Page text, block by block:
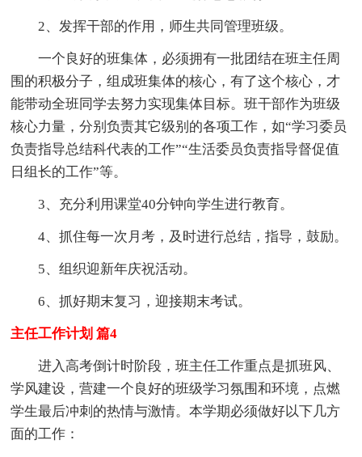
2、发挥干部的作用，师生共同管理班级。
一个良好的班集体，必须拥有一批团结在班主任周
围的积极分子，组成班集体的核心，有了这个核心，才
能带动全班同学去努力实现集体目标。班干部作为班级
核心力量，分别负责其它级别的各项工作，如“学习委员
负责指导总结科代表的工作”“生活委员负责指导督促值
日组长的工作”等。
3、充分利用课堂40分钟向学生进行教育。
4、抓住每一次月考，及时进行总结，指导，鼓励。
5、组织迎新年庆祝活动。
6、抓好期末复习，迎接期末考试。
主任工作计划 篇4
进入高考倒计时阶段，班主任工作重点是抓班风、
学风建设，营建一个良好的班级学习氛围和环境，点燃
学生最后冲刺的热情与激情。本学期必须做好以下几方
面的工作：